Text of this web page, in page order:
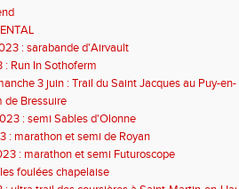
: sarabande d'Airvault
Run In Sothoferm
3 juin : Trail du Saint Jacques au Puy-en-
de Bressuire
: semi Sables d'Olonne
: marathon et semi de Royan
: marathon et semi Futuroscope
foulées chapelaise